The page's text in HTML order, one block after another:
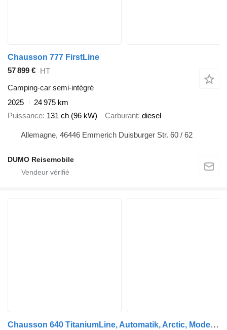
Chausson 777 FirstLine
57 899 € HT
Camping-car semi-intégré
2025
24 975 km
Puissance 131 ch (96 kW) Carburant diesel
Allemagne, 46446 Emmerich Duisburger Str. 60 / 62
DUMO Reisemobile
Chausson 640 TitaniumLine, Automatik, Arctic, Modell 2026